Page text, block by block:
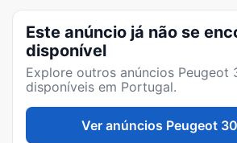
Este anúncio já não se
disponível
Explore outros anúncios Peugeot
disponíveis em Portugal.
Ver anúncios Peugeot